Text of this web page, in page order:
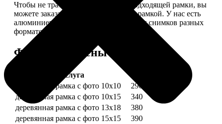
Чтобы не тратить время на поиск подходящей рамки, вы
можете заказать печать фото сразу с рамкой. У нас есть
алюминиевые и деревянные рамки для снимков разных
форматов.
Форматы и цены
Услуга
деревянная рамка с фото 10х10
290
деревянная рамка с фото 10х15
340
деревянная рамка с фото 13х18
380
деревянная рамка с фото 15х15
390